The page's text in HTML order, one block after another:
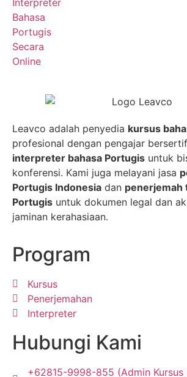
Leavco adalah penyedia kursus
profesional dengan pengajar
interpreter bahasa Portugis untuk
konferensi. Kami juga melayani jasa
Portugis Indonesia dan penerjemah
Portugis untuk dokumen legal dan
jaminan kerahasiaan.
Program
Kursus
Penerjemahan
Interpreter
Hubungi Kami
+62815-9998-855 (Admin Kursus